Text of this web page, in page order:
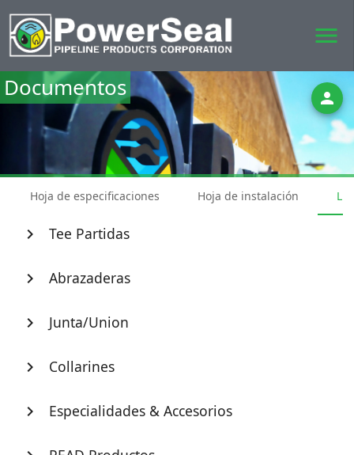
menu
person
Documentos
Hoja de especificaciones Hoja de instalación
chevron_right Tee Partidas
chevron_right Abrazaderas
chevron_right Junta/Union
chevron_right Collarines
chevron_right Especialidades & Accesorios